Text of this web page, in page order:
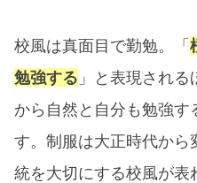
校風は真面目で勤勉。「
勉強する 」と表現され
から自然と自分も勉強す
す。制服は大正時代か
統を大切にする校風が表